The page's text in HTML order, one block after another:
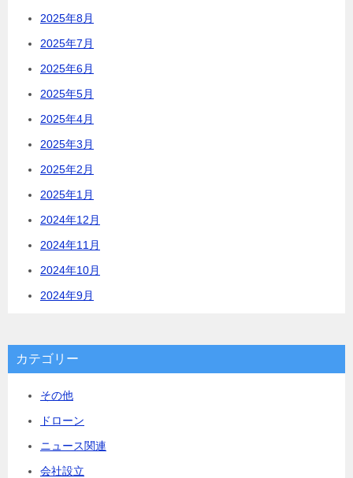
2025年8月
2025年7月
2025年6月
2025年5月
2025年4月
2025年3月
2025年2月
2025年1月
2024年12月
2024年11月
2024年10月
2024年9月
カテゴリー
その他
ドローン
ニュース関連
会社設立